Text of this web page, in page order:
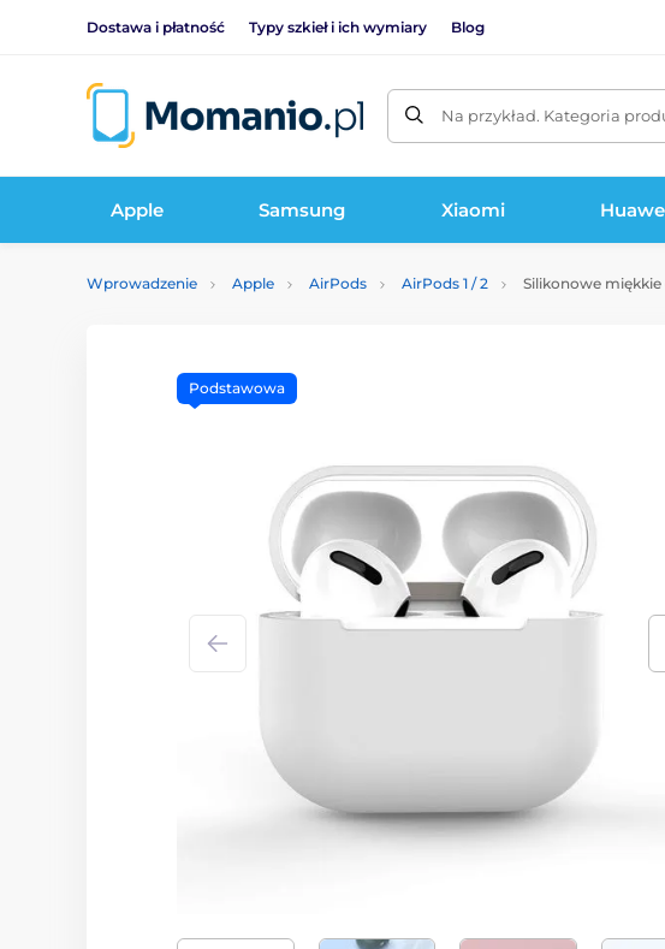
Dostawa i płatność Typy szkieł i ich wymiary Blog
Na przykład. Kategoria
Apple Samsung Xiaomi
Wprowadzenie Apple AirPods AirPods 1 / 2 Silikonowe miękkie
Podstawowa